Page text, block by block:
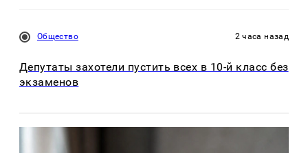
Общество 2 часа назад
Депутаты захотели пустить всех в 10-й класс без
экзаменов